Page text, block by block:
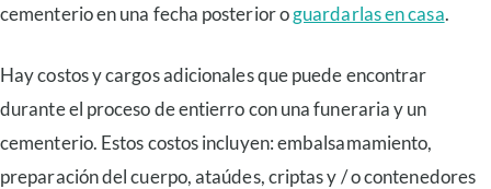
cementerio en una fecha posterior oguardarlas en casa.
Hay costos y cargos adicionales que puede encontrar
durante el proceso de entierro con una funeraria y un
cementerio. Estos costos incluyen: embalsamamiento,
preparación del cuerpo, ataúdes, criptas y / o contenedores